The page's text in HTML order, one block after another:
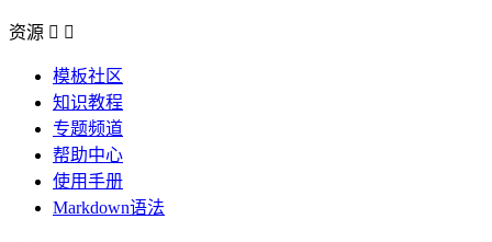
资源  
模板社区
知识教程
专题频道
帮助中心
使用手册
Markdown语法